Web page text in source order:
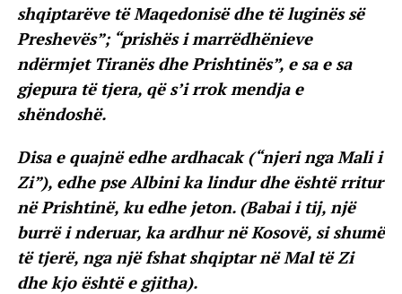
shqiptarëve të Maqedonisë dhe të luginës së
Preshevës”; “prishës i marrëdhënieve
ndërmjet Tiranës dhe Prishtinës”, e sa e sa
gjepura të tjera, që s’i rrok mendja e
shëndoshë.
Disa e quajnë edhe ardhacak (“njeri nga Mali i
Zi”), edhe pse Albini ka lindur dhe është rritur
në Prishtinë, ku edhe jeton. (Babai i tij, një
burrë i nderuar, ka ardhur në Kosovë, si shumë
të tjerë, nga një fshat shqiptar në Mal të Zi
dhe kjo është e gjitha).